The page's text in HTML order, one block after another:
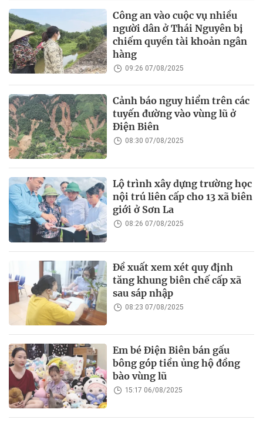
Công an vào cuộc vụ nhiều
người dân ở Thái Nguyên bị
chiếm quyền tài khoản ngân
hàng
09:26 07/08/2025
Cảnh báo nguy hiểm trên các
tuyến đường vào vùng lũ ở
Điện Biên
08:30 07/08/2025
Lộ trình xây dựng trường học
nội trú liên cấp cho 13 xã biên
giới ở Sơn La
08:26 07/08/2025
Đề xuất xem xét quy định
tăng khung biên chế cấp xã
sau sáp nhập
08:23 07/08/2025
Em bé Điện Biên bán gấu
bông góp tiền ủng hộ đồng
bào vùng lũ
15:17 06/08/2025